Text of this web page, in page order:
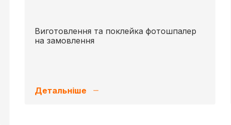
Виготовлення та поклейка фотошпалер
на замовлення
Детальніше